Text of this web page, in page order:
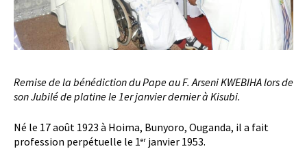
Remise de la bénédiction du Pape au F. Arseni KWEBIHA lors de
son Jubilé de platine le 1er janvier dernier à Kisubi.
Né le 17 août 1923 à Hoima, Bunyoro, Ouganda, il a fait
profession perpétuelle le 1er janvier 1953.